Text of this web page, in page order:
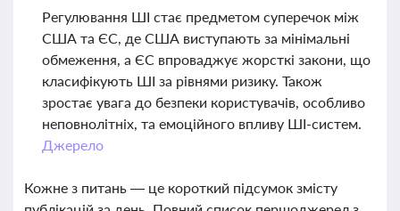
Регулювання ШІ стає предметом суперечок між
США та ЄС, де США виступають за мінімальні
обмеження, а ЄС впроваджує жорсткі закони, що
класифікують ШІ за рівнями ризику. Також
зростає увага до безпеки користувачів, особливо
неповнолітніх, та емоційного впливу ШІ-систем.
Джерело
Кожне з питань — це короткий підсумок змісту